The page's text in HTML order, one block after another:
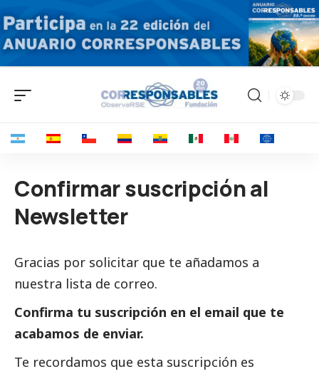
Confirmar suscripción al
Newsletter
Gracias por solicitar que te añadamos a
nuestra lista de correo.
Confirma tu suscripción en el email que te
acabamos de enviar.
Te recordamos que esta suscripción es